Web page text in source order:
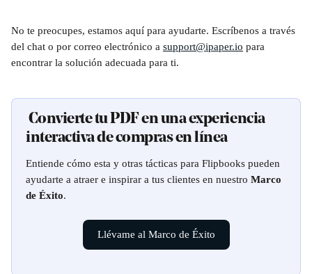
No te preocupes, estamos aquí para ayudarte. Escríbenos a través
del chat o por correo electrónico a support@ipaper.io para
encontrar la solución adecuada para ti.
Convierte tu PDF en una experiencia
interactiva de compras en línea
Entiende cómo esta y otras tácticas para Flipbooks pueden
ayudarte a atraer e inspirar a tus clientes en nuestro Marco
de Éxito.
Llévame al Marco de Éxito